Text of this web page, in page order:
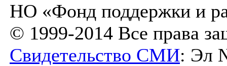
НО «Фонд поддержки и
© 1999-2014 Все права
Свидетельство СМИ: Эл